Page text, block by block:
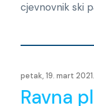
cjevnovnik ski
petak, 19. mart 2021.
Ravna